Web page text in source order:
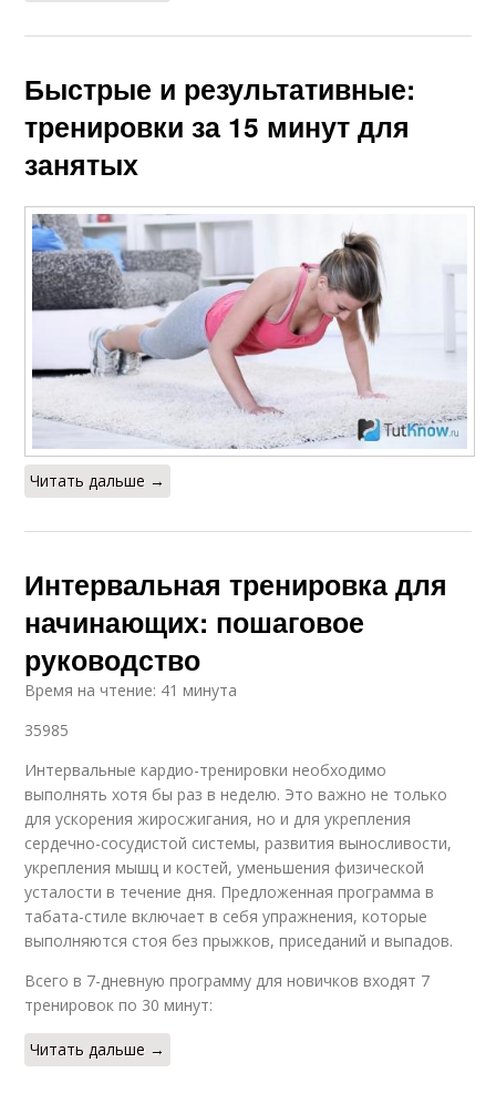
Быстрые и результативные:
тренировки за 15 минут для
занятых
Читать дальше →
Интервальная тренировка для
начинающих: пошаговое
руководство
Время на чтение: 41 минута
35985
Интервальные кардио-тренировки необходимо
выполнять хотя бы раз в неделю. Это важно не только
для ускорения жиросжигания, но и для укрепления
сердечно-сосудистой системы, развития выносливости,
укрепления мышц и костей, уменьшения физической
усталости в течение дня. Предложенная программа в
табата-стиле включает в себя упражнения, которые
выполняются стоя без прыжков, приседаний и выпадов.
Всего в 7-дневную программу для новичков входят 7
тренировок по 30 минут:
Читать дальше →